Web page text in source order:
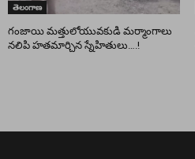
తెలంగాణ
గంజాయి మత్తులోయువకుడి మర్మాంగాలు
నలిపి హతమార్చిన స్నేహితులు….!